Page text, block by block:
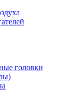
головки